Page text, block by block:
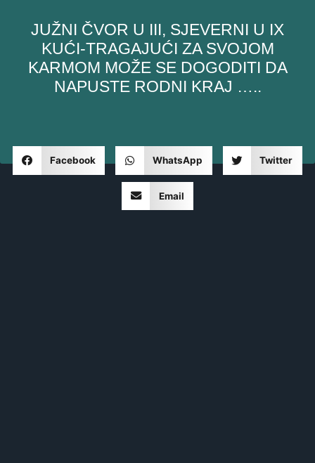
JUŽNI ČVOR U III, SJEVERNI U IX
KUĆI-TRAGAJUĆI ZA SVOJOM
KARMOM MOŽE SE DOGODITI DA
NAPUSTE RODNI KRAJ …..
Facebook WhatsApp Twitter
Email